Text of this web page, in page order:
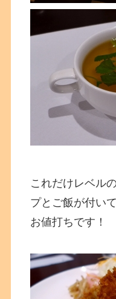
これだけレベル
プとご飯が付い
お値打ちです！